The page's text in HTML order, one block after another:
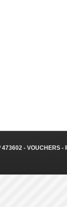
- VOUCHERS